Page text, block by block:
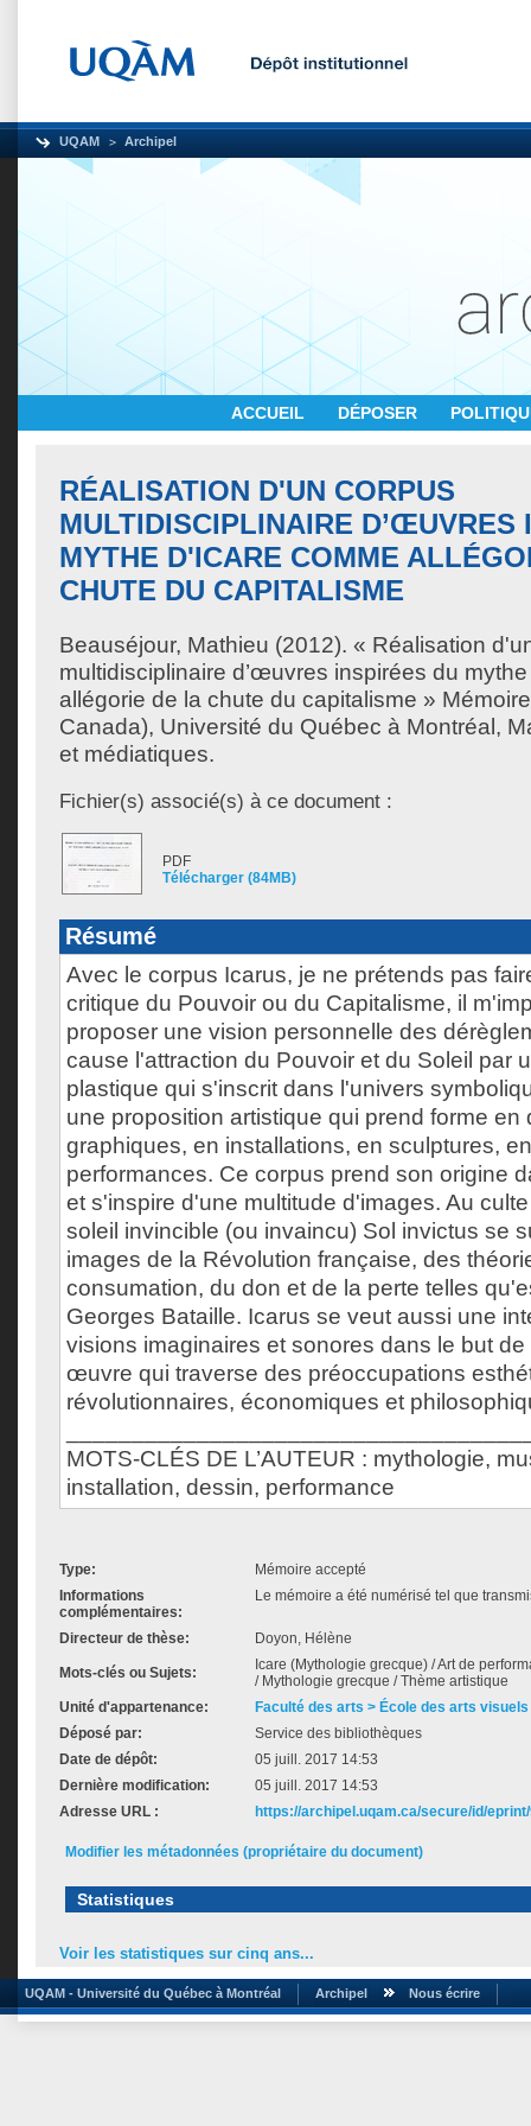
UQAM Archipel
ACCUEIL DÉPOSER
RÉALISATION D'UN CORPUS
MULTIDISCIPLINAIRE D’ŒUVRES
MYTHE D'ICARE COMME
CHUTE DU CAPITALISME
Beauséjour, Mathieu (2012). « Réalisation
multidisciplinaire d’œuvres inspirées du
allégorie de la chute du capitalisme »
Canada), Université du Québec à Montréal,
et médiatiques.
Fichier(s) associé(s) à ce document :
PDF
Télécharger (84MB)
Résumé
Avec le corpus Icarus, je ne prétends pas
critique du Pouvoir ou du Capitalisme, il
proposer une vision personnelle des
cause l'attraction du Pouvoir et du Soleil par
plastique qui s'inscrit dans l'univers
une proposition artistique qui prend forme
graphiques, en installations, en sculptures,
performances. Ce corpus prend son origine
et s'inspire d'une multitude d'images. Au
soleil invincible (ou invaincu) Sol invictus se
images de la Révolution française, des
consumation, du don et de la perte telles
Georges Bataille. Icarus se veut aussi une
visions imaginaires et sonores dans le but
œuvre qui traverse des préoccupations
révolutionnaires, économiques et
MOTS-CLÉS DE L’AUTEUR : mythologie,
installation, dessin, performance
Type:
Mémoire accepté
Informations
complémentaires:
Le mémoire a été numérisé tel que
Directeur de thèse: Doyon, Hélène
Mots-clés ou Sujets:
Icare (Mythologie grecque) / Art de
/ Mythologie grecque / Thème artistique
Unité d'appartenance:
Faculté des arts > École des arts
Déposé par:
Service des bibliothèques
Date de dépôt:
05 juill. 2017 14:53
Dernière modification:
05 juill. 2017 14:53
Adresse URL :
https://archipel.uqam.ca/secure/id/
Modifier les métadonnées (propriétaire du document)
Statistiques
Voir les statistiques sur cinq ans...
UQAM - Université du Québec à Montréal Archipel Nous écrire